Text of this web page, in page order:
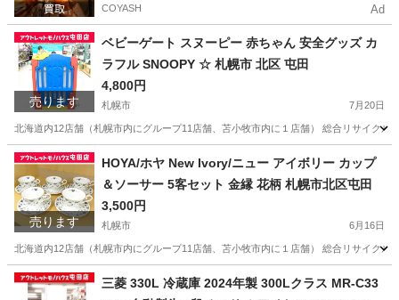
COYASH Ad
売ります
ベビーゲート スヌーピー 赤ちゃん 安全グッズ カ
ラフル SNOOPY ☆ 札幌市 北区 屯田
4,800円
札幌市 7月20日
北海道内12店舗（札幌市内にグループ11店舗、苫小牧市内に１店舗） 総合リサイク
北海道 札幌市 ベビー用品
売ります
HOYA/ホヤ New Ivory/ニュー アイボリー カップ
＆ソーサー 5客セット 金縁 花柄 札幌市北区屯田
3,500円
札幌市 6月16日
北海道内12店舗（札幌市内にグループ11店舗、苫小牧市内に１店舗） 総合リサイク
北海道 札幌市 食器 ホヤ
三菱 330L 冷蔵庫 2024年製 300Lクラス MR-C33